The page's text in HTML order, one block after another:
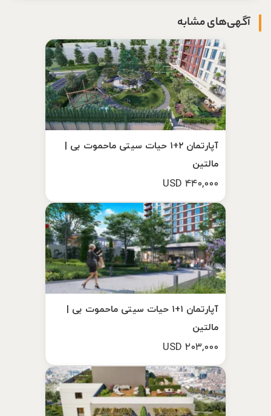
آگهی‌های مشابه
آپارتمان ۲+۱ حیات سیتی ماحموت بی |
مالتین
۴۴۰,۰۰۰ USD
آپارتمان ۱+۱ حیات سیتی ماحموت بی |
مالتین
۲۰۳,۰۰۰ USD